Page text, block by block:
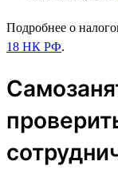
Подробнее о
18 НК РФ.